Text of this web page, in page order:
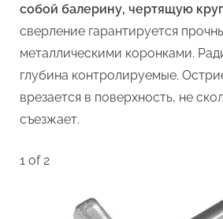
собой балерину, чертящую
сверление гарантируется
металлическими коронками.
глубина контролируемые.
врезается в поверхность, не
съезжает.
1 of 2